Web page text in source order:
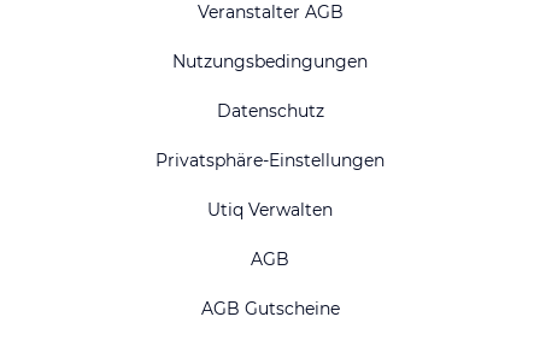
Veranstalter AGB
Nutzungsbedingungen
Datenschutz
Privatsphäre-Einstellungen
Utiq Verwalten
AGB
AGB Gutscheine